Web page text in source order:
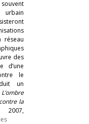
réseau
des
d’une
le
un
L’ombre
la